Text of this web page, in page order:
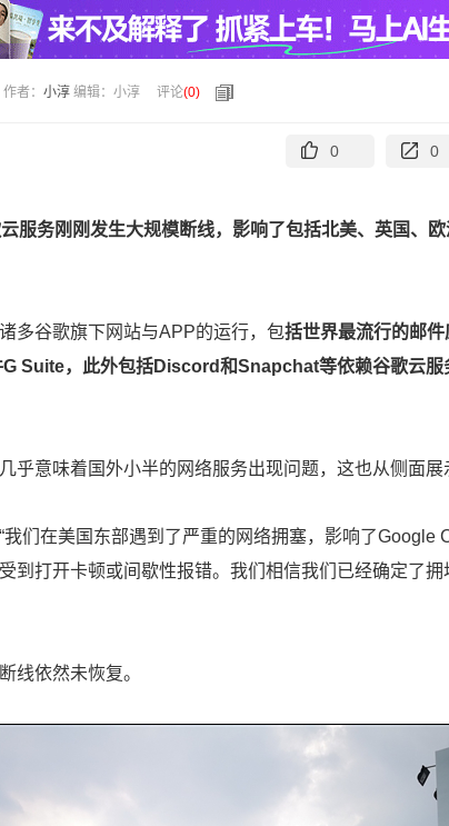
者： 小淳 编辑：小淳 评论(0)
0 0
服务刚刚发生大规模断线，影响了包括北美、英国、
多谷歌旗下网站与APP的运行，包括世界最流行的邮
Suite，此外包括Discord和Snapchat等依赖谷歌云服
乎意味着国外小半的网络服务出现问题，这也从侧面展
们在美国东部遇到了严重的网络拥塞，影响了Google
到打开卡顿或间歇性报错。我们相信我们已经确定了
线依然未恢复。